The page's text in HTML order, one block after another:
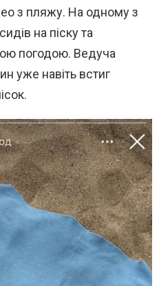
з пляжу. На одному з
на піску та
погодою. Ведуча
уже навіть встиг